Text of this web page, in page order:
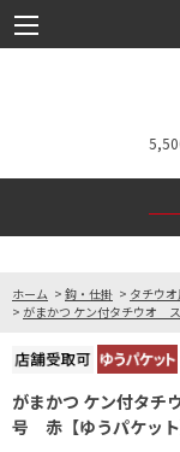
ホーム > 鈎・仕掛 > タチウ
> がまかつ ケン付タチウオ
がまかつ ケン付タ
号 赤【ゆうパケット